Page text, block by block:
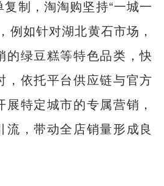
制，淘淘购坚持“一城一
例如针对湖北黄石市场，
的绿豆糕等特色品类，快
，依托平台供应链与官方
特定城市的专属营销，
流，带动全店销量形成良